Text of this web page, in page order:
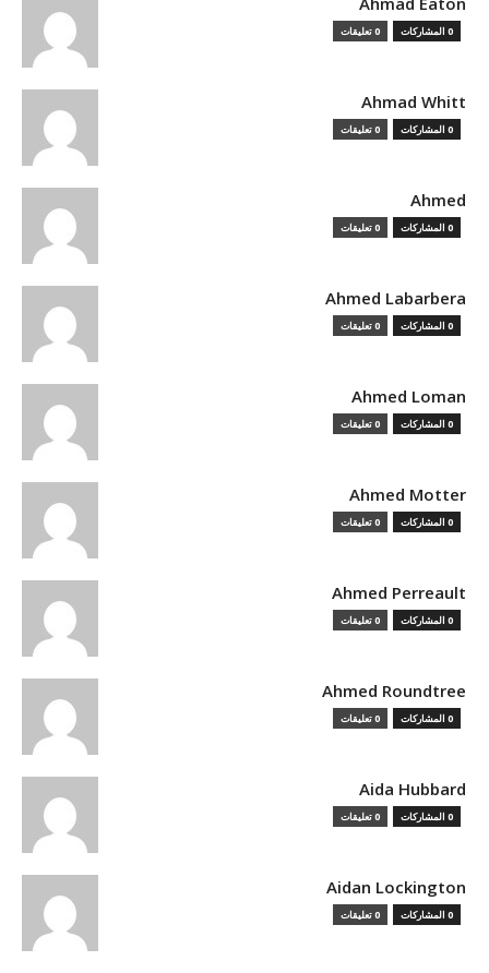
0 المشاركات 0 تعليقات
Ahmad Whitt
0 المشاركات 0 تعليقات
Ahmed
0 المشاركات 0 تعليقات
Ahmed Labarbera
0 المشاركات 0 تعليقات
Ahmed Loman
0 المشاركات 0 تعليقات
Ahmed Motter
0 المشاركات 0 تعليقات
Ahmed Perreault
0 المشاركات 0 تعليقات
Ahmed Roundtree
0 المشاركات 0 تعليقات
Aida Hubbard
0 المشاركات 0 تعليقات
Aidan Lockington
0 المشاركات 0 تعليقات